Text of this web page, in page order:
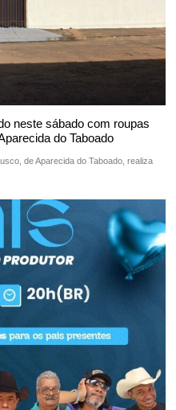
neste sábado com roupas
do Taboado
de Aparecida do Taboado, realiza